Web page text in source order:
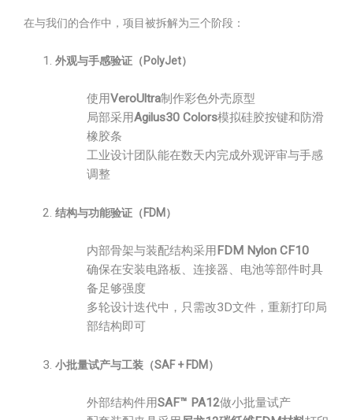
在与我们的合作中，项目被拆解为三个阶段：
外观与手感验证（PolyJet）
使用VeroUltra制作彩色外壳原型
局部采用Agilus30 Colors模拟硅胶按键和防滑
橡胶条
工业设计团队能在数天内完成外观评审与手感
调整
结构与功能验证（FDM）
内部骨架与装配结构采用 FDM Nylon CF10
确保在安装电路板、连接器、电池等部件时具
备足够强度
多轮设计迭代中，只需改3D文件，重新打印局
部结构即可
小批量试产与工装（SAF + FDM）
外部结构件用SAF™ PA12做小批量试产